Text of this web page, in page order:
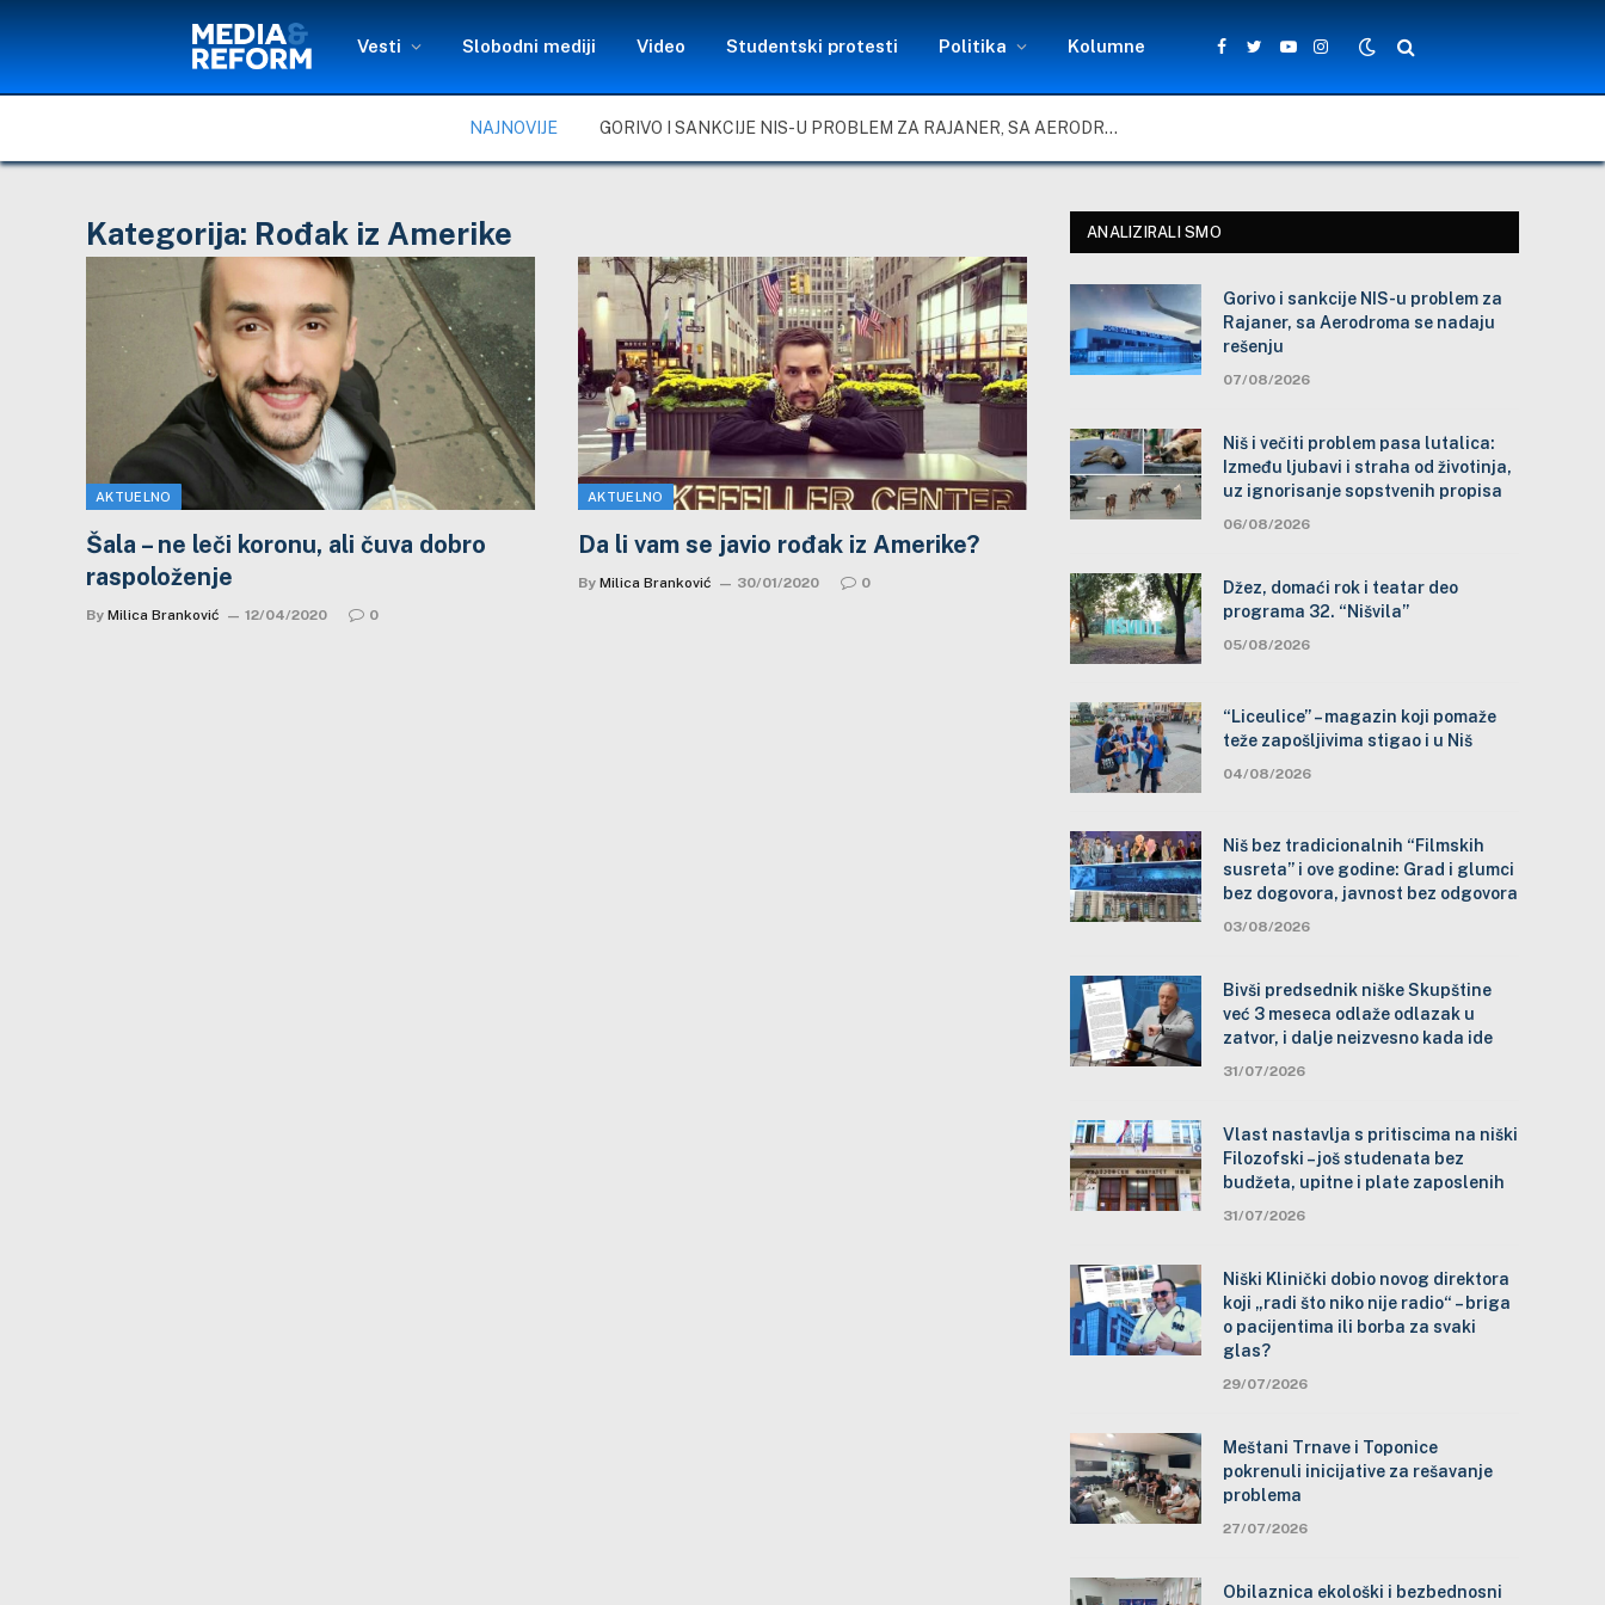
Vesti Slobodni mediji Video Studentski protesti Politika Kolumne
Facebook
TwitterYouTubeInstagram
NAJNOVIJE GORIVO I SANKCIJE NIS-U PROBLEM ZA RAJANER, SA AERODROMA SE NADAJU REŠENJU
Kategorija: Rođak iz Amerike
AKTUELNO
Šala – ne leči koronu, ali čuva dobro
raspoloženje
By Milica Branković 12/04/2020 0
AKTUELNO
Da li vam se javio rođak iz Amerike?
By Milica Branković 30/01/2020 0
ANALIZIRALI SMO
Gorivo i sankcije NIS-u problem za
Rajaner, sa Aerodroma se nadaju
rešenju
07/08/2026
Niš i večiti problem pasa lutalica:
Između ljubavi i straha od životinja,
uz ignorisanje sopstvenih propisa
06/08/2026
Džez, domaći rok i teatar deo
programa 32. “Nišvila”
05/08/2026
“Liceulice” – magazin koji pomaže
teže zapošljivima stigao i u Niš
04/08/2026
Niš bez tradicionalnih “Filmskih
susreta” i ove godine: Grad i glumci
bez dogovora, javnost bez odgovora
03/08/2026
Bivši predsednik niške Skupštine
već 3 meseca odlaže odlazak u
zatvor, i dalje neizvesno kada ide
31/07/2026
Vlast nastavlja s pritiscima na niški
Filozofski – još studenata bez
budžeta, upitne i plate zaposlenih
31/07/2026
Niški Klinički dobio novog direktora
koji „radi što niko nije radio“ – briga
o pacijentima ili borba za svaki
glas?
29/07/2026
Meštani Trnave i Toponice
pokrenuli inicijative za rešavanje
problema
27/07/2026
Obilaznica ekološki i bezbednosni